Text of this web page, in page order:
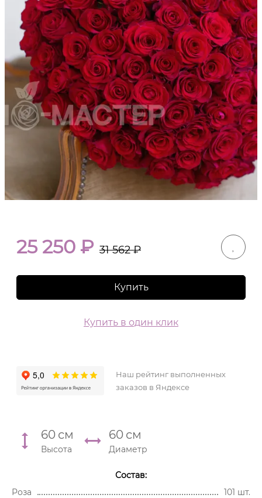
25 250 ₽ 31 562₽
Купить
Купить в один клик
Наш рейтинг выполненных
заказов в Яндексе
60 см
Высота
60 см
Диаметр
Состав:
Роза
101 шт.